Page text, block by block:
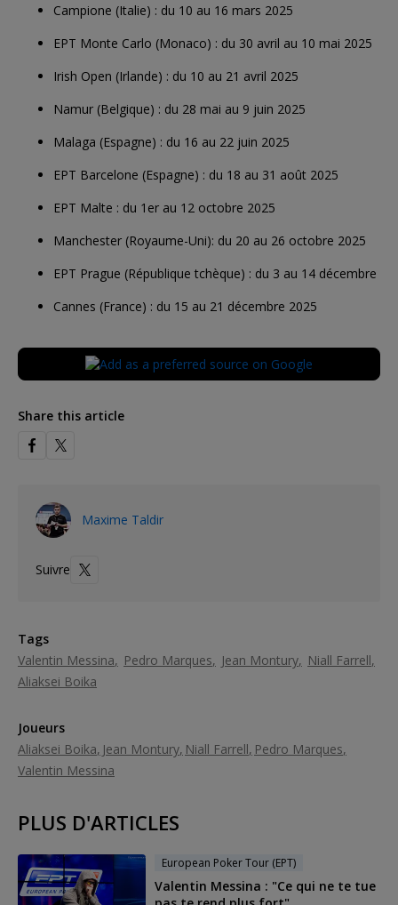
Campione (Italie) : du 10 au 16 mars 2025
EPT Monte Carlo (Monaco) : du 30 avril au 10 mai 2025
Irish Open (Irlande) : du 10 au 21 avril 2025
Namur (Belgique) : du 28 mai au 9 juin 2025
Malaga (Espagne) : du 16 au 22 juin 2025
EPT Barcelone (Espagne) : du 18 au 31 août 2025
EPT Malte : du 1er au 12 octobre 2025
Manchester (Royaume-Uni): du 20 au 26 octobre 2025
EPT Prague (République tchèque) : du 3 au 14 décembre
Cannes (France) : du 15 au 21 décembre 2025
Share this article
Maxime Taldir
Suivre
Tags
Valentin Messina
Pedro Marques Jean Montury
Niall Farrell
Aliaksei Boika
Joueurs
Aliaksei Boika Jean Montury Niall Farrell Pedro Marques
Valentin Messina
PLUS D'ARTICLES
European Poker Tour (EPT)
Valentin Messina : "Ce qui ne te tue